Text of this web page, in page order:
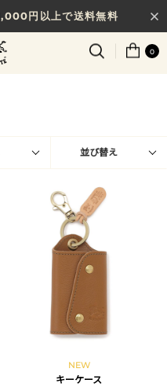
円以上で送料無料
、新しいギフトガイド
LEATHER
0
並び替え
NEW
キーケース